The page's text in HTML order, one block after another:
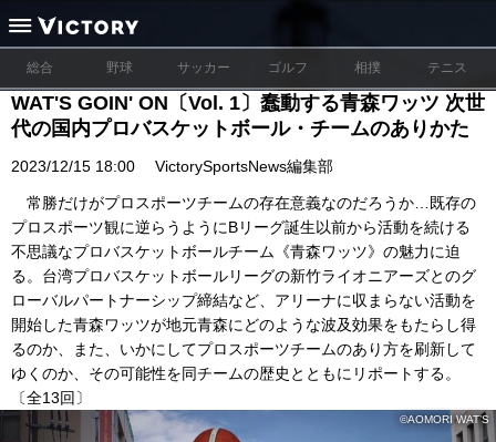
総合 野球 サッカー ゴルフ 相撲 テニス
WAT'S GOIN' ON〔Vol. 1〕蠢動する青森ワッツ 次世
代の国内プロバスケットボール・チームのありかた
2023/12/15 18:00 VictorySportsNews編集部
常勝だけがプロスポーツチームの存在意義なのだろうか…既存の
プロスポーツ観に逆らうようにBリーグ誕生以前から活動を続ける
不思議なプロバスケットボールチーム《青森ワッツ》の魅力に迫
る。台湾プロバスケットボールリーグの新竹ライオニアーズとのグ
ローバルパートナーシップ締結など、アリーナに収まらない活動を
開始した青森ワッツが地元青森にどのような波及効果をもたらし得
るのか、また、いかにしてプロスポーツチームのあり方を刷新して
ゆくのか、その可能性を同チームの歴史とともにリポートする。
〔全13回〕
©AOMORI WAT’S